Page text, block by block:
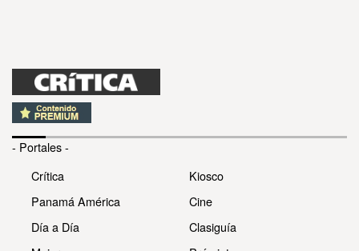
- Portales -
Crítica
Panamá América
Día a Día
Kiosco
Cine
Clasiguía